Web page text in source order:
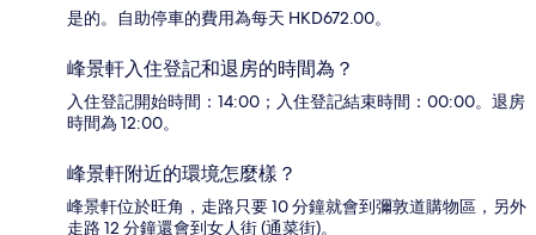
是的。自助停車的費用為每天 HKD672.00。
峰景軒入住登記和退房的時間為？
入住登記開始時間：14:00；入住登記結束時間：00:00。退房
時間為 12:00。
峰景軒附近的環境怎麼樣？
峰景軒位於旺角，走路只要 10 分鐘就會到彌敦道購物區，另外
走路 12 分鐘還會到女人街 (通菜街)。